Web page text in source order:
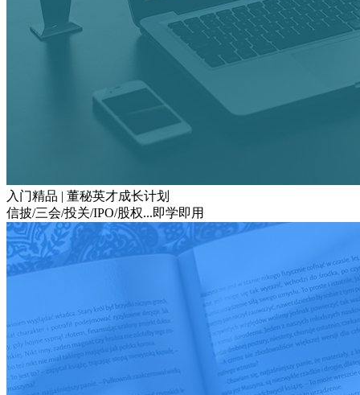
入门精品 | 董秘英才成长计划
信披/三会/投关/IPO/股权...即学即用